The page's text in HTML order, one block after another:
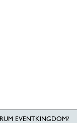
EVENTKINGDOM?